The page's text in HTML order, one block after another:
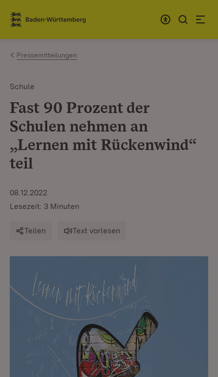
Zum Inhalt springen
Link zur Startseite
Pressemitteilungen
Schule
Fast 90 Prozent der
Schulen nehmen an
„Lernen mit Rückenwind“
teil
08.12.2022
Lesezeit: 3 Minuten
Teilen Text vorlesen